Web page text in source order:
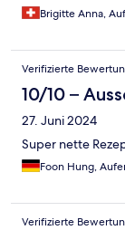
Brigitte Anna,
Verifizierte
10/10 –
27. Juni 2024
Super nette
Foon Hung,
Verifizierte